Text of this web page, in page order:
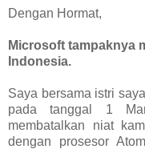
Dengan Hormat,
Microsoft tampaknya
Indonesia.
Saya bersama istri
pada tanggal 1
membatalkan niat
dengan prosesor